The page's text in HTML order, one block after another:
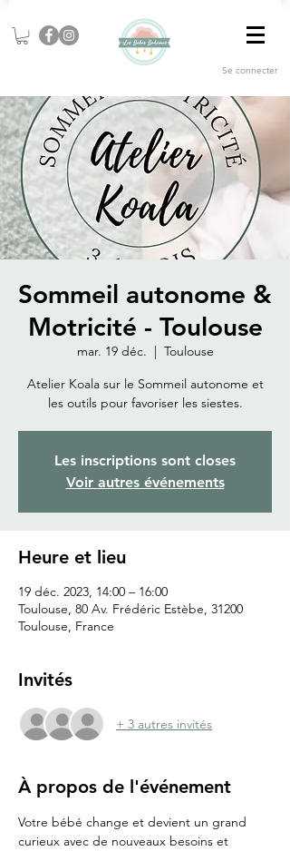
Se connecter
Sommeil autonome &
Motricité - Toulouse
mar. 19 déc.
  |
Toulouse
Atelier Koala sur le Sommeil autonome et
les outils pour favoriser les siestes.
Les inscriptions sont closes
Voir autres événements
Heure et lieu
19 déc. 2023, 14:00 – 16:00
Toulouse, 80 Av. Frédéric Estèbe, 31200
Toulouse, France
Invités
+ 3 autres invités
À propos de l'événement
Votre bébé change et devient un grand
curieux avec de nouveaux besoins et